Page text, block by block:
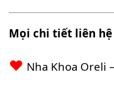
Mọi chi tiết liên hệ
♥ Nha Khoa Oreli